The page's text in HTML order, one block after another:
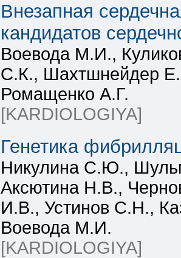
Внезапная
кандидатов
Воевода М.И.,
С.К., Шахтшнейдер
Ромащенко А.Г.
[KARDIOLOGIYA]
Генетика
Никулина С.Ю.,
Аксютина Н.В.,
И.В., Устинов С.Н.,
Воевода М.И.
[KARDIOLOGIYA]